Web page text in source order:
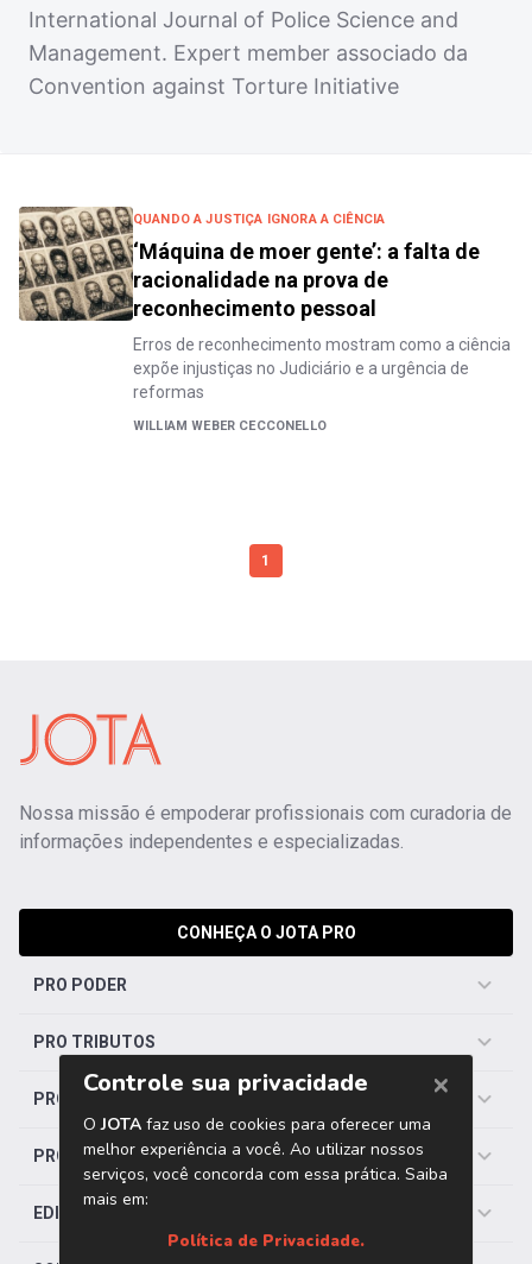
International Journal of Police Science and
Management. Expert member associado da
Convention against Torture Initiative
QUANDO A JUSTIÇA IGNORA A CIÊNCIA
‘Máquina de moer gente’: a falta de
racionalidade na prova de
reconhecimento pessoal
Erros de reconhecimento mostram como a ciência
expõe injustiças no Judiciário e a urgência de
reformas
WILLIAM WEBER CECCONELLO
1
Nossa missão é empoderar profissionais com curadoria de
informações independentes e especializadas.
CONHEÇA O JOTA PRO
PRO PODER
PRO TRIBUTOS
PRO TRABALHISTA
PRO SAÚDE
EDITORIAS